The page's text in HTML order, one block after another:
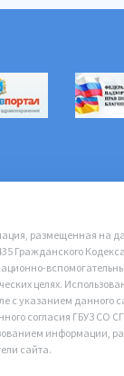
размещенная на
Гражданского
целях.
с указанием данного
согласия ГБУЗ СО
информации,
сайта.